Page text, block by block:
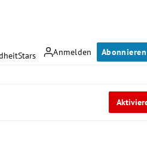
Anmelden Abonnieren
Stars